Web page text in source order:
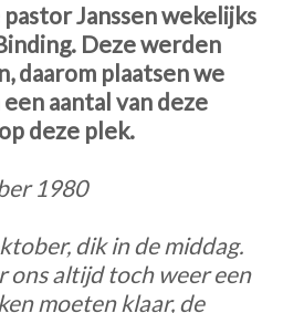
Janssen wekelijks
Deze werden
daarom plaatsen we
aantal van deze
deze plek.
1980
dik in de middag.
ons altijd toch weer een
moeten klaar, de